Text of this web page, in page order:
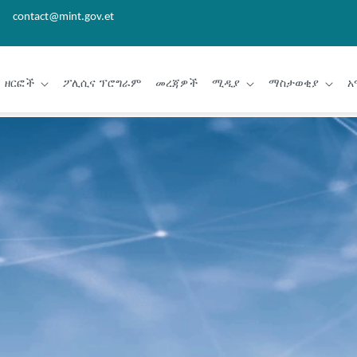
contact@mint.gov.et
ዘርፎች ፖሊሲና ፕሮግራም መረጃዎች ሚዲያ ማስታወቂያ